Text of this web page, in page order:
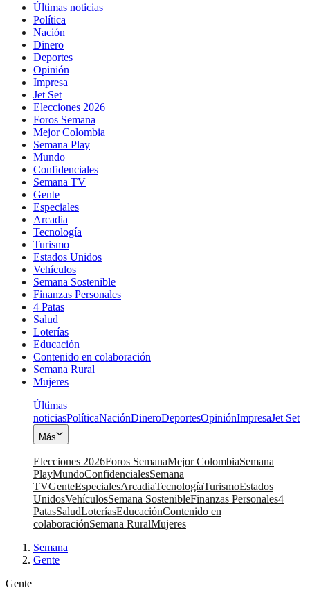
Últimas noticias
Política
Nación
Dinero
Deportes
Opinión
Impresa
Jet Set
Elecciones 2026
Foros Semana
Mejor Colombia
Semana Play
Mundo
Confidenciales
Semana TV
Gente
Especiales
Arcadia
Tecnología
Turismo
Estados Unidos
Vehículos
Semana Sostenible
Finanzas Personales
4 Patas
Salud
Loterías
Educación
Contenido en colaboración
Semana Rural
Mujeres
Últimas
noticiasPolíticaNaciónDineroDeportesOpiniónImpresaJet Set
Más
Elecciones 2026Foros SemanaMejor ColombiaSemana
PlayMundoConfidencialesSemana
TVGenteEspecialesArcadiaTecnologíaTurismoEstados
UnidosVehículosSemana SostenibleFinanzas Personales4
PatasSaludLoteríasEducaciónContenido en
colaboraciónSemana RuralMujeres
Semana|
Gente
Gente